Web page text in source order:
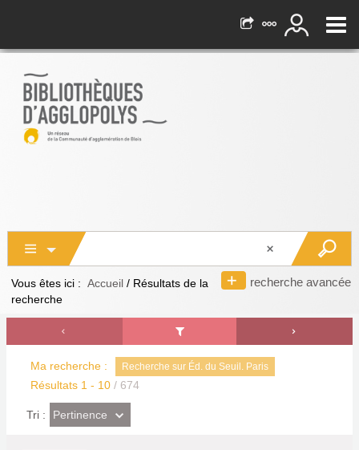
recherche avancée
Vous êtes ici : Accueil / Résultats de la
recherche
Ma recherche : Recherche sur Éd. du Seuil. Paris
Résultats 1 - 10 / 674
Tri : (Effet
imédiat)
Pertinence